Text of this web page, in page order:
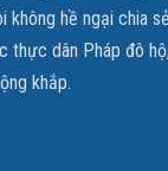
hề ngại chia
dân Pháp đô
khắp.